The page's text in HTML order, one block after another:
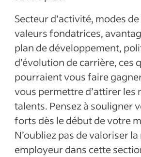
Secteur d’activité, modes
valeurs fondatrices,
plan de développement,
d’évolution de carrière, ces
pourraient vous faire
vous permettre d’attirer les
talents. Pensez à souligner
forts dès le début de votre
N’oubliez pas de valoriser
employeur dans cette